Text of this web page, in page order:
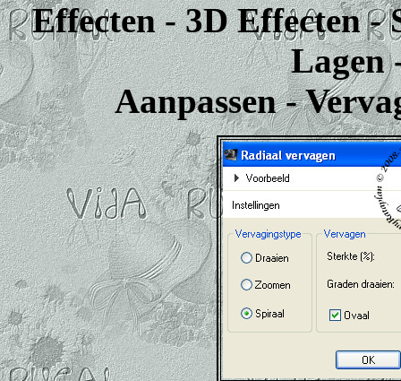
Effecten - 3D Effecten -
Lagen
Aanpassen -